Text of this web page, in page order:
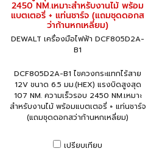
2450 NM.เหมาะสำหรับงานไม้ พร้อม
แบตเตอรี่ + แท่นชาร์จ (แถมชุดดอกส
ว่าก้านหกเหลี่ยม)
DEWALT เครื่องมือไฟฟ้า DCF805D2A-
B1
DCF805D2A-B1 ไขควงกระแทกไร้สาย
12V ขนาด 6.5 มม.(HEX) แรงบิดสูงสุด
107 NM. ความเร็วรอบ 2450 NM.เหมาะ
สำหรับงานไม้ พร้อมแบตเตอรี่ + แท่นชาร์จ
(แถมชุดดอกสว่าก้านหกเหลี่ยม)
เปรียบเทียบ